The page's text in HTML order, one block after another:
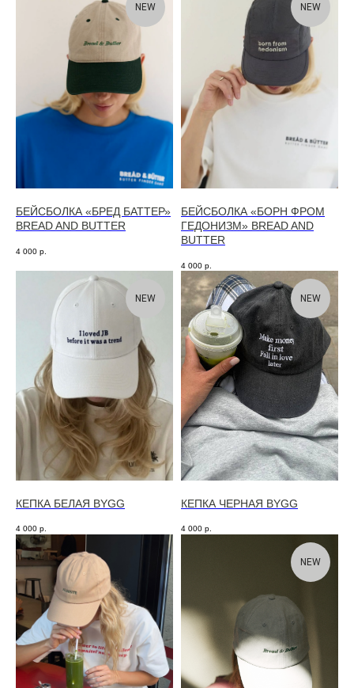
NEW
БЕЙСБОЛКА «БРЕД БАТТЕР»
BREAD AND BUTTER
4 000 р.
NEW
БЕЙСБОЛКА «БОРН ФРОМ
ГЕДОНИЗМ» BREAD AND
BUTTER
4 000 р.
NEW
КЕПКА БЕЛАЯ BYGG
4 000 р.
NEW
КЕПКА ЧЕРНАЯ BYGG
4 000 р.
NEW